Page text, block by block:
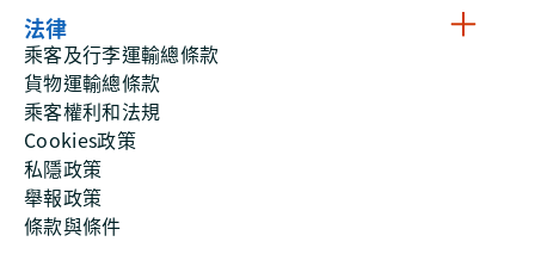
法律
乘客及行李運輸總條款
貨物運輸總條款
乘客權利和法規
Cookies政策
私隱政策
舉報政策
條款與條件